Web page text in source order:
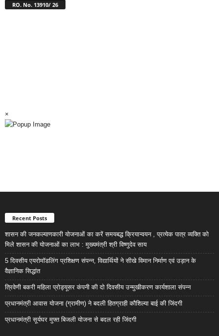
RO. No. 13910/ 26
×
Recent Posts
शासन की जनकल्याणकारी योजनाओं का करें समयबद्ध क्रियान्वयन , प्रत्येक पात्र व्यक्ति को
मिले शासन की योजनाओं का लाभ : मुख्यमंत्री श्री विष्णुदेव साय
5 दिवसीय एयरोमॉडलिंग प्रशिक्षण संपन्न, विद्यार्थियों ने सीखे विमान निर्माण एवं उड़ान के
वैज्ञानिक सिद्धांत
त्रिवेणी बकरी महिला प्रोड्यूसर कंपनी की दो दिवसीय उन्मुखीकरण कार्यशाला संपन्न
प्रधानमंत्री आवास योजना (ग्रामीण) ने बदली हितग्राही कौशिल्या बाई की जिंदगी
प्रधानमंत्री सूर्यघर मुफ्त बिजली योजना से बदल रही जिंदगी